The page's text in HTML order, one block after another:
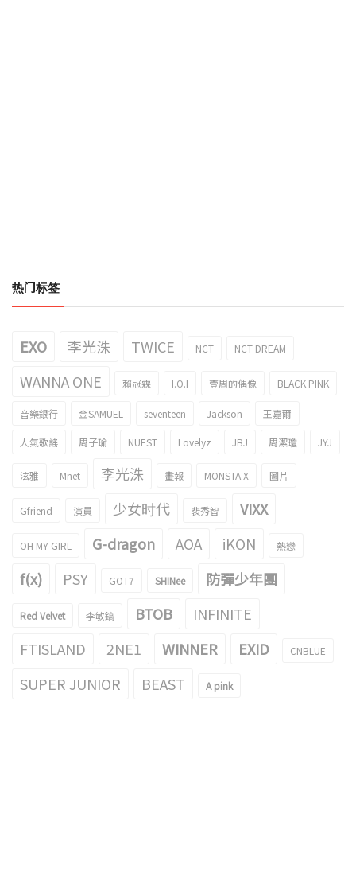
热门标签
EXO 李光洙 TWICE NCT NCT DREAM
WANNA ONE 賴冠霖 I.O.I 壹周的偶像 BLACK PINK
音樂銀行 金SAMUEL seventeen Jackson 王嘉爾
人氣歌謠 周子瑜 NUEST Lovelyz JBJ 周潔瓊 JYJ
泫雅 Mnet 李光洙 畫報 MONSTA X 圖片
Gfriend 演員 少女时代 裴秀智 VIXX
OH MY GIRL G-dragon AOA iKON 熱戀
f(x) PSY GOT7 SHINee 防彈少年團
Red Velvet 李敏鎬 BTOB
INFINITE
FTISLAND
2NE1 WINNER EXID CNBLUE
SUPER JUNIOR BEAST A pink